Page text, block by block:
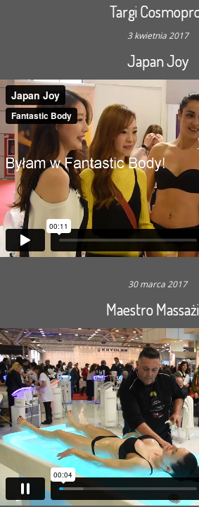
Targi
3 kwietnia 2017
Japan Joy
30 marca 2017
Maestro